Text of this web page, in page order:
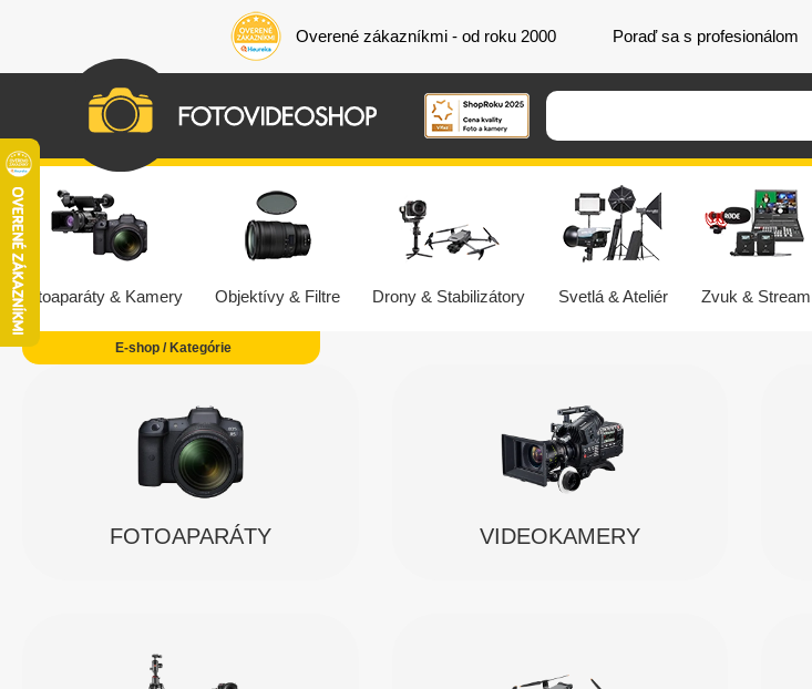
Overené zákazníkmi - od roku 2000 Poraď sa s profesionálom
Fotoaparáty & Kamery Objektívy & Filtre Drony & Stabilizátory Svetlá & Ateliér Zvuk & Stream
FOTOAPARÁTY VIDEOKAMERY
E-shop / Kategórie